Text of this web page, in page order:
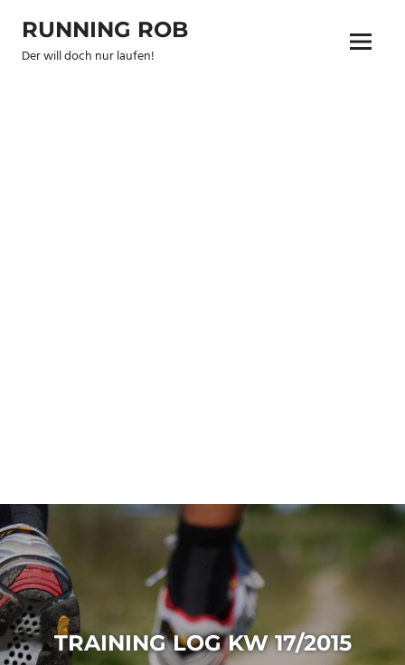
Inhalt
springen
RUNNING ROB
Der will doch nur laufen! Menu
TRAINING LOG KW 17/2015